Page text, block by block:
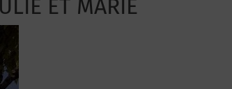
ET MARIE